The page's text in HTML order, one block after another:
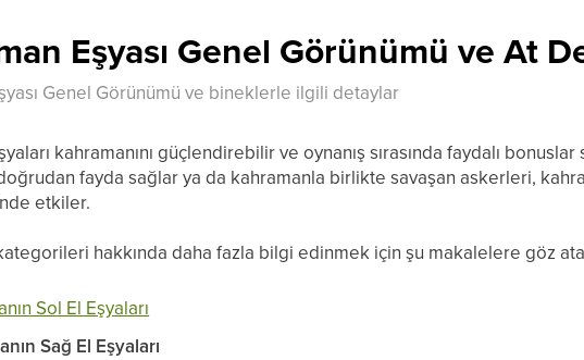
Eşyası Genel Görünümü ve At
Genel Görünümü ve bineklerle ilgili detaylar
kahramanını güçlendirebilir ve oynanış sırasında faydalı
fayda sağlar ya da kahramanla birlikte savaşan askerleri,
etkiler.
hakkında daha fazla bilgi edinmek için şu makalelere göz
Sol El Eşyaları
Sağ El Eşyaları